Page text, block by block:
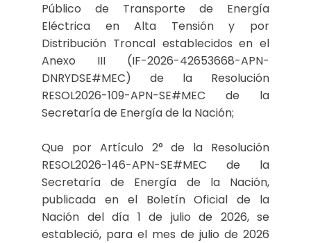
Público de Transporte de Energía
Eléctrica en Alta Tensión y por
Distribución Troncal establecidos en el
Anexo III (IF-2026-42653668-APN-
DNRYDSE#MEC) de la Resolución
RESOL2026-109-APN-SE#MEC de la
Secretaría de Energía de la Nación;
Que por Artículo 2° de la Resolución
RESOL2026-146-APN-SE#MEC de la
Secretaría de Energía de la Nación,
publicada en el Boletín Oficial de la
Nación del día 1 de julio de 2026, se
estableció, para el mes de julio de 2026